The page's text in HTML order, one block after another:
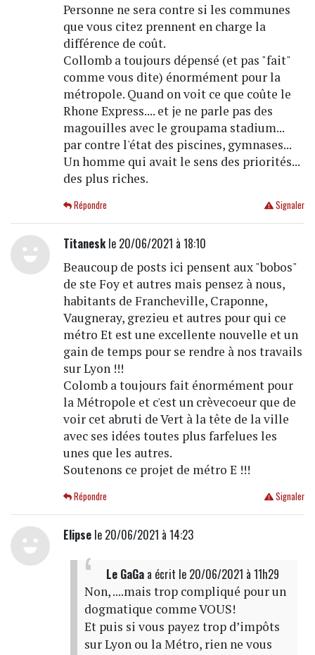
Personne ne sera contre si les communes
que vous citez prennent en charge la
différence de coût.
Collomb a toujours dépensé (et pas "fait"
comme vous dite) énormément pour la
métropole. Quand on voit ce que coûte le
Rhone Express.... et je ne parle pas des
magouilles avec le groupama stadium...
par contre l'état des piscines, gymnases...
Un homme qui avait le sens des priorités...
des plus riches.
Signaler
Répondre
Titaneskle 20/06/2021 à 18:10
Beaucoup de posts ici pensent aux "bobos"
de ste Foy et autres mais pensez à nous,
habitants de Francheville, Craponne,
Vaugneray, grezieu et autres pour qui ce
métro Et est une excellente nouvelle et un
gain de temps pour se rendre à nos travails
sur Lyon !!!
Colomb a toujours fait énormément pour
la Métropole et c'est un crèvecoeur que de
voir cet abruti de Vert à la tête de la ville
avec ses idées toutes plus farfelues les
unes que les autres.
Soutenons ce projet de métro E !!!
Signaler
Répondre
Elipsele 20/06/2021 à 14:23
Le GaGaa écrit le 20/06/2021 à 11h29
Non, ....mais trop compliqué pour un
dogmatique comme VOUS!
Et puis si vous payez trop d’impôts
sur Lyon ou la Métro, rien ne vous